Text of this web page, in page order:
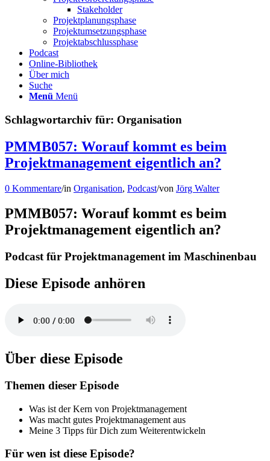
Stakeholder
Projektplanungsphase
Projektumsetzungsphase
Projektabschlussphase
Podcast
Online-Bibliothek
Über mich
Suche
Menü Menü
Schlagwortarchiv für: Organisation
PMMB057: Worauf kommt es beim
Projektmanagement eigentlich an?
0 Kommentare/in Organisation, Podcast/von Jörg Walter
PMMB057: Worauf kommt es beim
Projektmanagement eigentlich an?
Podcast für Projektmanagement im Maschinenbau
Diese Episode anhören
Über diese Episode
Themen dieser Episode
Was ist der Kern von Projektmanagement
Was macht gutes Projektmanagement aus
Meine 3 Tipps für Dich zum Weiterentwickeln
Für wen ist diese Episode?